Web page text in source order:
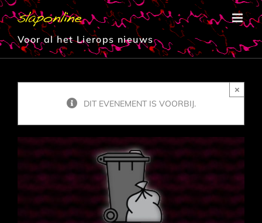
Ga
naar
inhoud
Voor al het Lierops nieuws
DIT EVENEMENT IS VOORBIJ.
×